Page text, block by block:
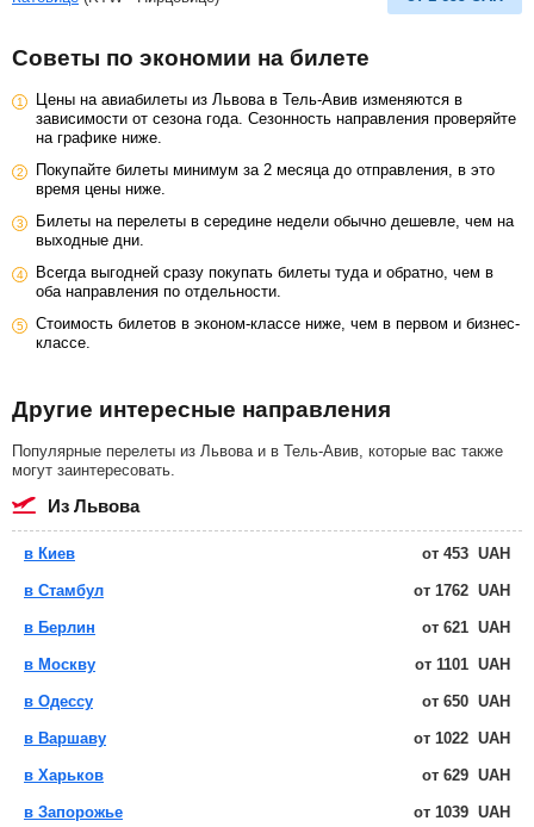
Советы по экономии на билете
Цены на авиабилеты из Львова в Тель-Авив изменяются в
зависимости от сезона года. Сезонность направления проверяйте
на графике ниже.
Покупайте билеты минимум за 2 месяца до отправления, в это
время цены ниже.
Билеты на перелеты в середине недели обычно дешевле, чем на
выходные дни.
Всегда выгодней сразу покупать билеты туда и обратно, чем в
оба направления по отдельности.
Стоимость билетов в эконом-классе ниже, чем в первом и бизнес-
классе.
Другие интересные направления
Популярные перелеты из Львова и в Тель-Авив, которые вас также
могут заинтересовать.
из Львова
в Киев от 453 UAH
в Стамбул от 1762 UAH
в Берлин от 621 UAH
в Москву от 1101 UAH
в Одессу от 650 UAH
в Варшаву от 1022 UAH
в Харьков от 629 UAH
в Запорожье от 1039 UAH